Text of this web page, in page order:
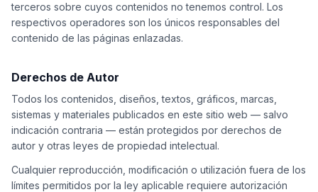
terceros sobre cuyos contenidos no tenemos control. Los
respectivos operadores son los únicos responsables del
contenido de las páginas enlazadas.
Derechos de Autor
Todos los contenidos, diseños, textos, gráficos, marcas,
sistemas y materiales publicados en este sitio web — salvo
indicación contraria — están protegidos por derechos de
autor y otras leyes de propiedad intelectual.
Cualquier reproducción, modificación o utilización fuera de los
límites permitidos por la ley aplicable requiere autorización